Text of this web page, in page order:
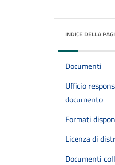
INDICE DELLA
Documenti
Ufficio
documento
Formati
Licenza di
Documenti